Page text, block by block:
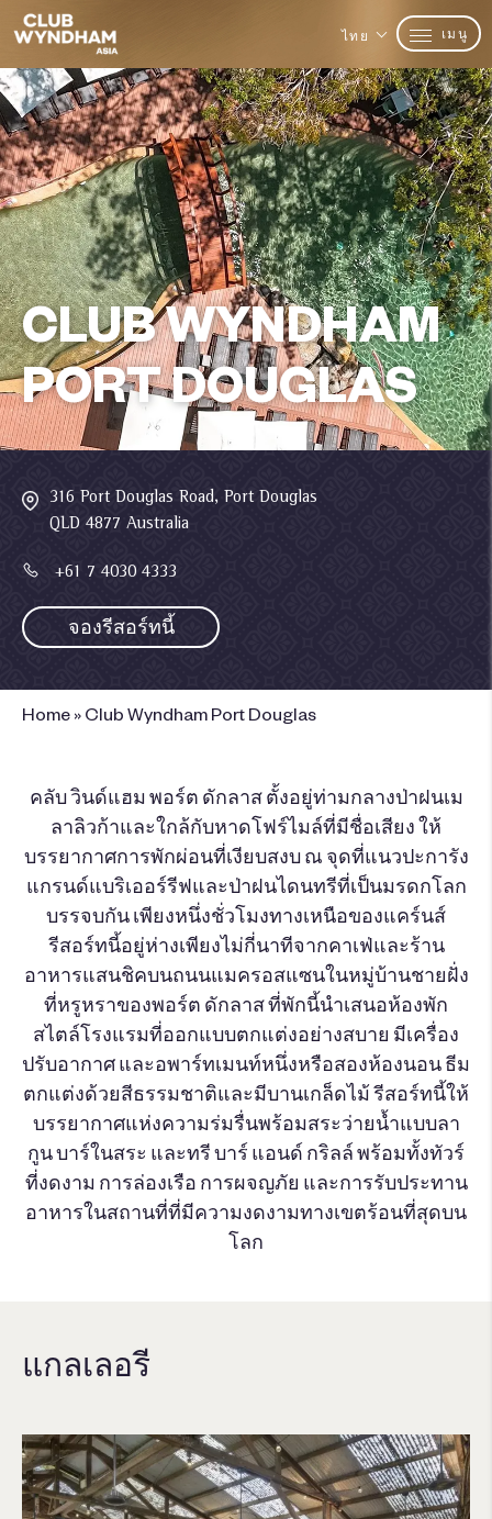
ไทย เมนู
CLUB WYNDHAM
PORT DOUGLAS
316 Port Douglas Road, Port Douglas
QLD 4877 Australia
+61 7 4030 4333
จองรีสอร์ทนี้
Home » Club Wyndham Port Douglas
คลับ วินด์แฮม พอร์ต ดักลาส ตั้งอยู่ท่ามกลางป่าฝนเม
ลาลิวก้าและใกล้กับหาดโฟร์ไมล์ที่มีชื่อเสียง ให้
บรรยากาศการพักผ่อนที่เงียบสงบ ณ จุดที่แนวปะการัง
แกรนด์แบริเออร์รีฟและป่าฝนไดนทรีที่เป็นมรดกโลก
บรรจบกัน เพียงหนึ่งชั่วโมงทางเหนือของแคร์นส์
รีสอร์ทนี้อยู่ห่างเพียงไม่กี่นาทีจากคาเฟ่และร้าน
อาหารแสนชิคบนถนนแมครอสแซนในหมู่บ้านชายฝั่ง
ที่หรูหราของพอร์ต ดักลาส ที่พักนี้นำเสนอห้องพัก
สไตล์โรงแรมที่ออกแบบตกแต่งอย่างสบาย มีเครื่อง
ปรับอากาศ และอพาร์ทเมนท์หนึ่งหรือสองห้องนอน ธีม
ตกแต่งด้วยสีธรรมชาติและมีบานเกล็ดไม้ รีสอร์ทนี้ให้
บรรยากาศแห่งความร่มรื่นพร้อมสระว่ายน้ำแบบลา
กูน บาร์ในสระ และทรี บาร์ แอนด์ กริลล์ พร้อมทั้งทัวร์
ที่งดงาม การล่องเรือ การผจญภัย และการรับประทาน
อาหารในสถานที่ที่มีความงดงามทางเขตร้อนที่สุดบน
โลก
แกลเลอรี